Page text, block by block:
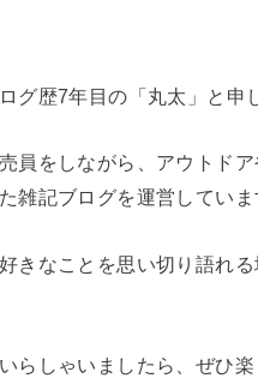
グ歴7年目の「丸太」と申
員をしながら、アウトドア
雑記ブログを運営していま
きなことを思い切り語れ
らしゃいましたら、ぜひ